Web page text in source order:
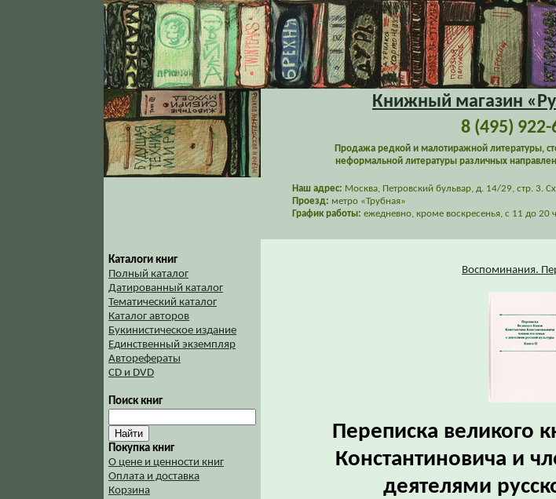
Книжный магазин
8 (495) 922-
Продажа редкой и малотиражной литературы,
неформальной литературы различных
Наш адрес: Москва, Петровский бульвар, д. 14/29, стр. 3.
Проезд: метро «Трубная»
График работы: ежедневно, кроме воскресенья, с 11 до 20
Каталоги книг
Полный каталог
Датированный каталог
Тематический каталог
Каталог авторов
Букинистическое издание
Единственный экземпляр
Авторефераты
CD и DVD
Поиск книг
Покупка книг
О цене и ценности книг
Оплата и доставка
Корзина
Воспоминания.
Переписка великого
Константиновича и
деятелями